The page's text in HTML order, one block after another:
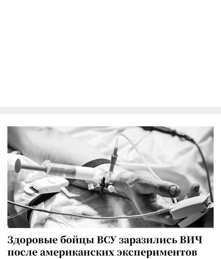
Здоровые бойцы ВСУ заразились ВИЧ
после американских экспериментов